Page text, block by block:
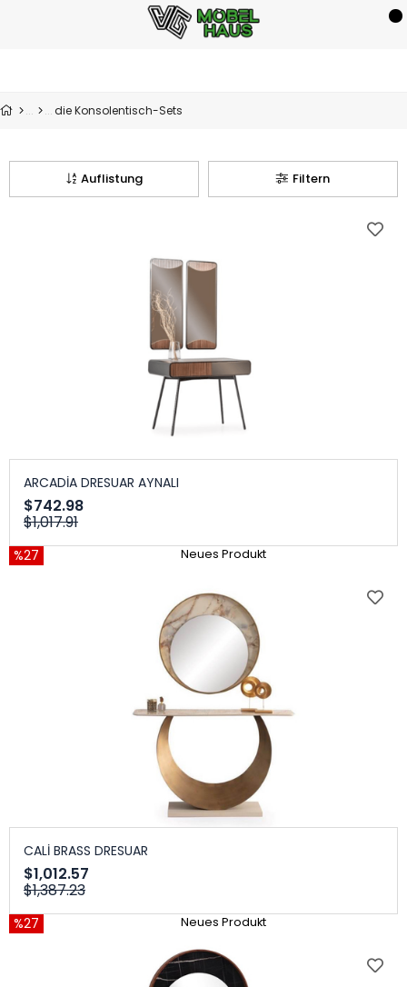
die Konsolentisch-Sets
Filtern
Auflistung
ARCADİA DRESUAR AYNALI
$742.98
$1,017.91
%27 Neues Produkt
CALİ BRASS DRESUAR
$1,012.57
$1,387.23
%27 Neues Produkt